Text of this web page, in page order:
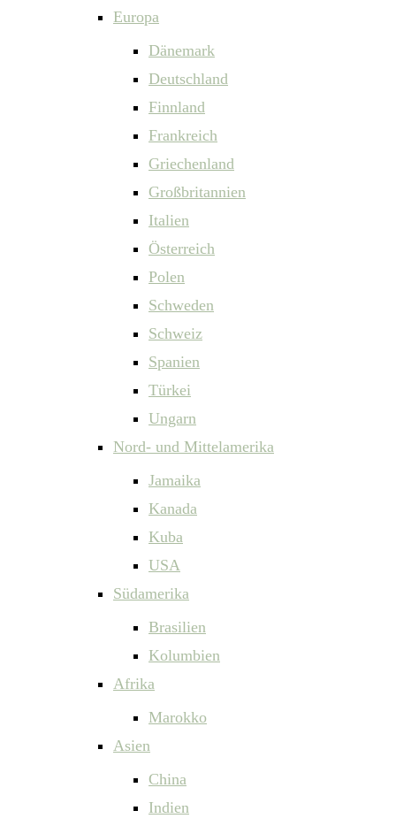
Europa
Dänemark
Deutschland
Finnland
Frankreich
Griechenland
Großbritannien
Italien
Österreich
Polen
Schweden
Schweiz
Spanien
Türkei
Ungarn
Nord- und Mittelamerika
Jamaika
Kanada
Kuba
USA
Südamerika
Brasilien
Kolumbien
Afrika
Marokko
Asien
China
Indien